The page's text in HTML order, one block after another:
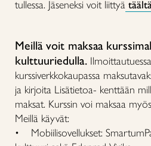
tullessa. Jäseneksi voit liittyä
Meillä voit maksaa
kulttuuriedulla.
kurssiverkkokaupassa
ja kirjoita Lisätietoa- kenttään
maksat. Kurssin voi maksaa
Meillä käyvät:
• Mobiilisovellukset: